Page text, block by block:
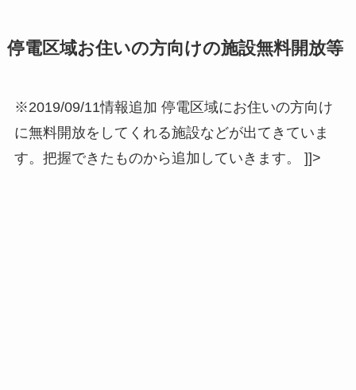
停電区域お住いの方向けの施設無料開放等
※2019/09/11情報追加 停電区域にお住いの方向け
に無料開放をしてくれる施設などが出てきていま
す。把握できたものから追加していきます。 ]]>